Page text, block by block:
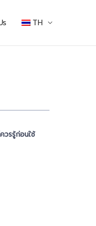
TH
วรรู้ก่อนใช้